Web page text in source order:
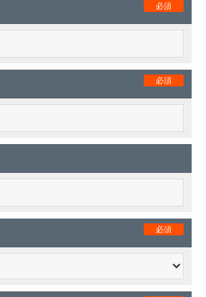
必須
必須
必須